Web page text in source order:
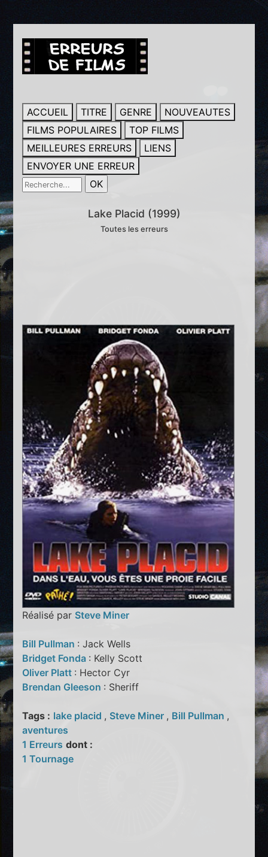
ACCUEIL TITRE GENRE
NOUVEAUTES
FILMS POPULAIRES
TOP FILMS
MEILLEURES ERREURS
LIENS
ENVOYER UNE ERREUR
Lake Placid (1999)
Toutes les erreurs
Réalisé par Steve Miner
Bill Pullman : Jack Wells
Bridget Fonda : Kelly Scott
Oliver Platt : Hector Cyr
Brendan Gleeson : Sheriff
Tags : lake placid , Steve Miner , Bill Pullman ,
aventures
1 Erreurs dont :
1 Tournage